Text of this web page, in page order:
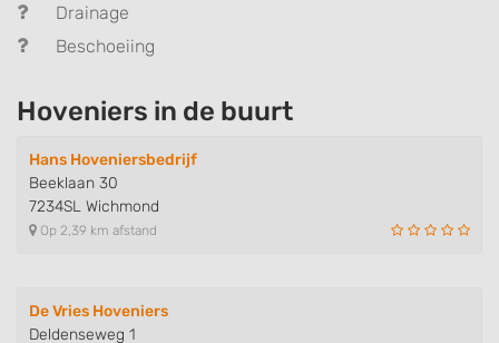
Drainage
Beschoeiing
Hoveniers in de buurt
Hans Hoveniersbedrijf
Beeklaan 30
7234SL Wichmond
Op 2,39 km afstand
De Vries Hoveniers
Deldenseweg 1